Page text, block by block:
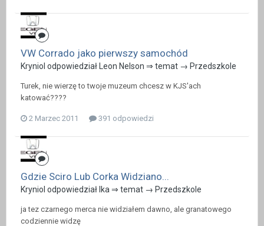
VW Corrado jako pierwszy samochód
Kryniol odpowiedział Leon Nelson ⇒ temat → Przedszkole
Turek, nie wierzę to twoje muzeum chcesz w KJS'ach
katować????
2 Marzec 2011 391 odpowiedzi
Gdzie Sciro Lub Corka Widziano...
Kryniol odpowiedział Ika ⇒ temat → Przedszkole
ja tez czarnego merca nie widziałem dawno, ale granatowego
codziennie widzę